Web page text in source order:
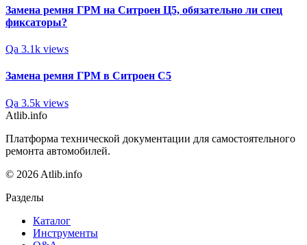
Замена ремня ГРМ на Ситроен Ц5, обязательно ли спец
фиксаторы?
Qa 3.1k views
Замена ремня ГРМ в Cитроен С5
Qa 3.5k views
Atlib.info
Платформа технической документации для самостоятельного
ремонта автомобилей.
© 2026 Atlib.info
Разделы
Каталог
Инструменты